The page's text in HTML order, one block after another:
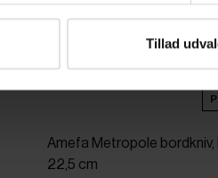
Tillad
Amefa Metropole bordkniv,
22,5 cm